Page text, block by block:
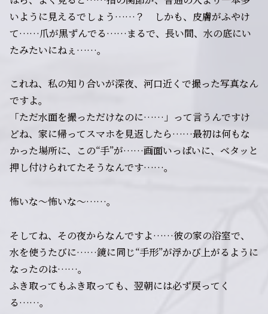
いように見えるでしょう……？ しかも、皮膚がふやけ
て……爪が黒ずんでる……まるで、長い間、水の底にい
たみたいにねぇ……。
これね、私の知り合いが深夜、河口近くで撮った写真なん
ですよ。
「ただ水面を撮っただけなのに……」って言うんですけ
どね、家に帰ってスマホを見返したら……最初は何もな
かった場所に、この“手”が……画面いっぱいに、ベタッと
押し付けられてたそうなんです……。
怖いな〜怖いな〜……。
そしてね、その夜からなんですよ……彼の家の浴室で、
水を使うたびに……鏡に同じ“手形”が浮かび上がるように
なったのは……。
ふき取ってもふき取っても、翌朝には必ず戻ってく
る……。